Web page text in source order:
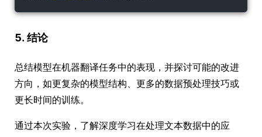
5. 结论
总结模型在机器翻译任务中的表现，并探讨可能的改进
方向，如更复杂的模型结构、更多的数据预处理技巧或
更长时间的训练。
通过本次实验，了解深度学习在处理文本数据中的应